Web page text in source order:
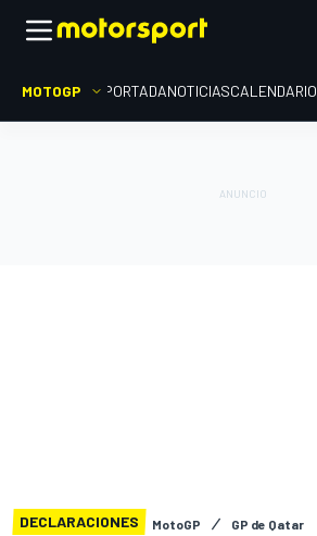
MOTOGP PORTADANOTICIASCALENDARIO
DECLARACIONES MotoGP GP de Qatar